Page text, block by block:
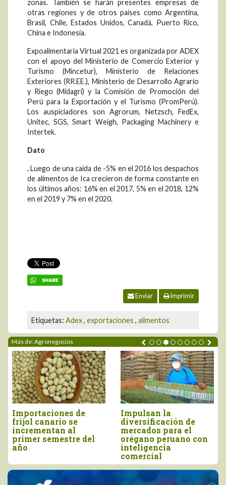
zonas. También se harán presentes empresas de
otras regiones y de otros países como Argentina,
Brasil, Chile, Estados Unidos, Canadá, Puerto Rico,
China e Indonesia.
Expoalimentaria Virtual 2021 es organizada por ADEX
con el apoyo del Ministerio de Comercio Exterior y
Turismo (Mincetur), Ministerio de Relaciones
Exteriores (RR.EE.), Ministerio de Desarrollo Agrario
y Riego (Midagri) y la Comisión de Promoción del
Perú para la Exportación y el Turismo (PromPerú).
Los auspiciadores son Agrorum, Netzsch, FedEx,
Unitec, SGS, Smart Weigh, Packaging Machinery e
Intertek.
Dato
.Luego de una caída de -5% en el 2016 los despachos
de alimentos de Ica crecieron de forma constante en
los últimos años: 16% en el 2017, 5% en el 2018, 12%
en el 2019 y 7% en el 2020.
Enviar Imprimir
Etiquetas: Adex, exportaciones , alimentos
Más de: Agronegocios
de
se
del
Impulsan la
diversificación de
mercados para el
orégano peruano con
Perú importó
más de US$
millones,
y junio